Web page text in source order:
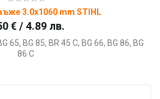
3.0x1060 mm STIHL
€ / 4.89 лв.
65, BG 85, BR 45 C, BG 66, BG 86, BG
86 C